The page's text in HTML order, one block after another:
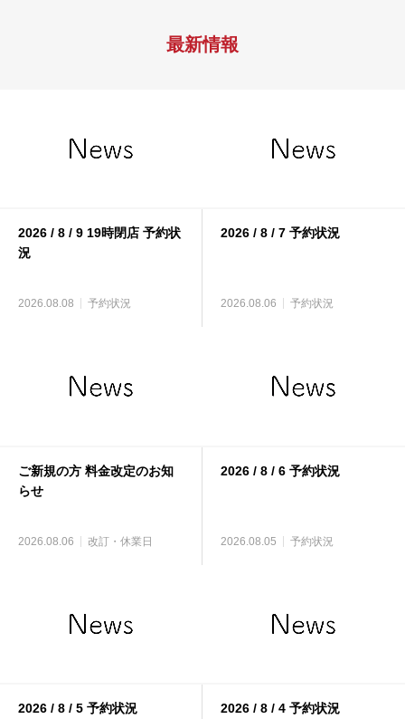
最新情報
2026 / 8 / 9 19時閉店 予約状
況
2026.08.08 予約状況
2026 / 8 / 7 予約状況
2026.08.06 予約状況
ご新規の方 料金改定のお知
らせ
2026.08.06 改訂・休業日
2026 / 8 / 6 予約状況
2026.08.05 予約状況
2026 / 8 / 5 予約状況 2026 / 8 / 4 予約状況